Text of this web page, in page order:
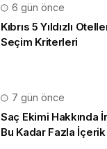
6 gün önce
Kıbrıs 5 Yıldızlı
Seçim Kriterleri
7 gün önce
Saç Ekimi Hakkında
Bu Kadar Fazla İçerik